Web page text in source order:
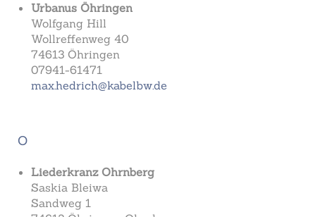
Urbanus Öhringen
Wolfgang Hill
Wollreffenweg 40
74613 Öhringen
07941-61471
max.hedrich@kabelbw.de
O
Liederkranz Ohrnberg
Saskia Bleiwa
Sandweg 1